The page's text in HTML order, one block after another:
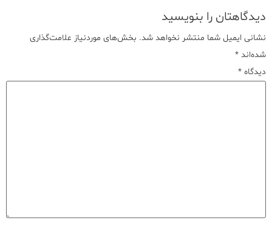
دیدگاهتان را بنویسید
نشانی ایمیل شما منتشر نخواهد شد. بخش‌های موردنیاز علامت‌گذاری
شده‌اند *
دیدگاه *